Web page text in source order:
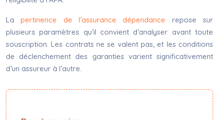
Lapertinence de l’assurance dépendance repose sur
plusieurs paramètres qu’il convient d’analyser avant toute
souscription. Les contrats ne se valent pas, et les conditions
de déclenchement des garanties varient significativement
d’un assureur à l’autre.